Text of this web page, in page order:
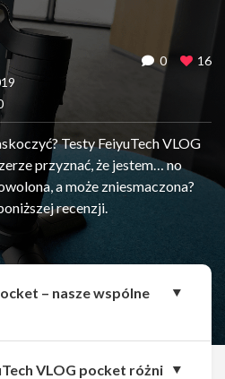
0 16
Testy FeiyuTech VLOG
przyznać, że jestem… no
a może zniesmaczona?
recenzji.
– nasze wspólne
VLOG pocket różni